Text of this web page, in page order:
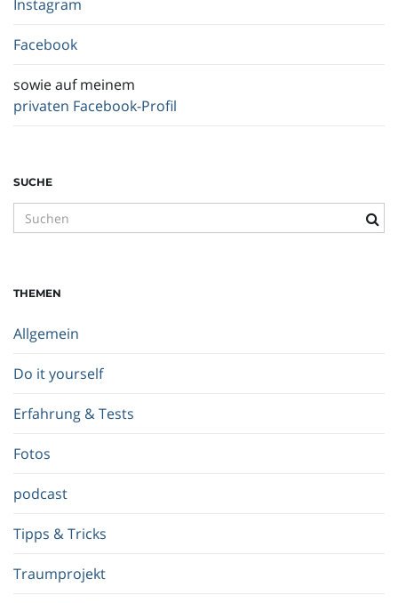
Instagram
Facebook
sowie auf meinem
privaten Facebook-Profil
SUCHE
u
b
g
i
f
.
.
.
THEMEN
Allgemein
Do it yourself
Erfahrung & Tests
Fotos
podcast
Tipps & Tricks
Traumprojekt